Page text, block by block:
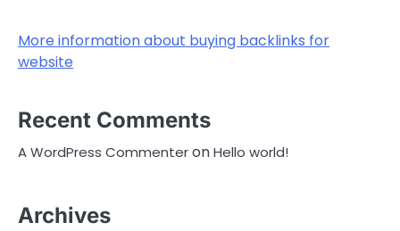
More information about buying backlinks for
website
Recent Comments
A WordPress CommenteronHello world!
Archives